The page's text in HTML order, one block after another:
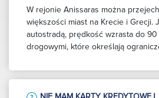
W rejonie Anissaras można
większości miast na Krecie i Grecji.
autostradą, prędkość wzrasta do
drogowymi, które określają